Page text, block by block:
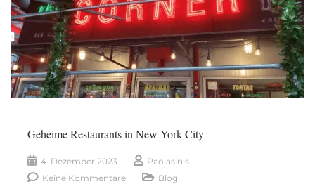
Geheime Restaurants in New York City
4. Dezember 2023
Paolasinis
Keine Kommentare
Blog